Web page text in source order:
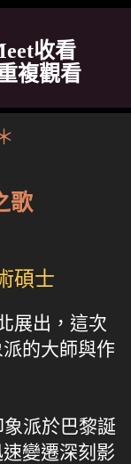
收看
複觀看
歌
碩士
展出，這次
的大師與作
派於巴黎誕
變遷深刻影